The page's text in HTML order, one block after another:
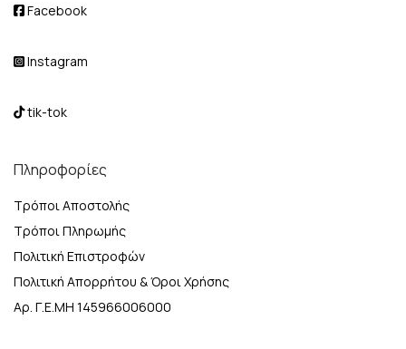
Facebook
Instagram
tik-tok
Πληροφορίες
Τρόποι Αποστολής
Τρόποι Πληρωμής
Πολιτική Επιστροφών
Πολιτική Απορρήτου & Όροι Χρήσης
Αρ. Γ.Ε.ΜΗ 145966006000